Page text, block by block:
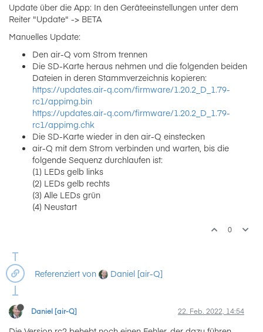
Update über die App: In den Geräteeinstellungen unter dem
Reiter "Update" -> BETA
Manuelles Update:
Den air-Q vom Strom trennen
Die SD-Karte heraus nehmen und die folgenden beiden
Dateien in deren Stammverzeichnis kopieren:
https://updates.air-q.com/firmware/1.20.2_D_1.79-
rc1/appimg.bin
https://updates.air-q.com/firmware/1.20.2_D_1.79-
rc1/appimg.chk
Die SD-Karte wieder in den air-Q einstecken
air-Q mit dem Strom verbinden und warten, bis die
folgende Sequenz durchlaufen ist:
(1) LEDs gelb links
(2) LEDs gelb rechts
(3) Alle LEDs grün
(4) Neustart
0
Referenziert von Daniel [air-Q]
Daniel [air-Q] 22. Feb. 2022, 14:54